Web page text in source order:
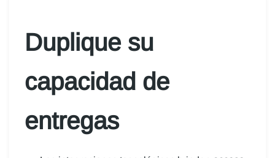
Duplique su
capacidad de
entregas